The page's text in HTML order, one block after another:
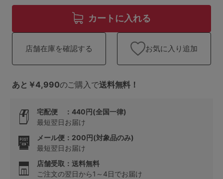
カートに入れる
店舗在庫を確認する お気に入り追加
あと￥4,990のご購入で送料無料！
宅配便 ：440円(全国一律)
最短翌日お届け
メール便：200円(対象品のみ)
最短翌日お届け
店舗受取：送料無料
ご注文の翌日から1～4日でお届け